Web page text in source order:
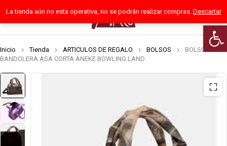
La tienda aún no esta operativa, no se podrán realizar compras. Descartar
0
Inicio Tienda ARTICULOS DE REGALO BOLSOS
BOLSO
BANDOLERA ASA CORTA ANEKE BOWLING LAND